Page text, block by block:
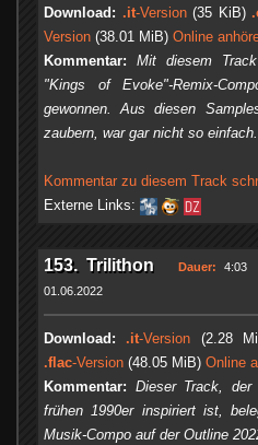
Download: .it-Version(35 KiB)
Version (38.01 MiB) Online
Kommentar:
Mit diesem
"Kings of Evoke"-Remix-
gewonnen. Aus diesen
zaubern, war gar nicht so
Kommentar zu diesem Track
Externe Links:
153. Trilithon Dauer: 4:03
01.06.2022
Download: .it-Version (2.28
.flac-Version (48.05 MiB) Online
Kommentar: Dieser Track,
frühen 1990er inspiriert ist,
Musik-Compo auf der Outline